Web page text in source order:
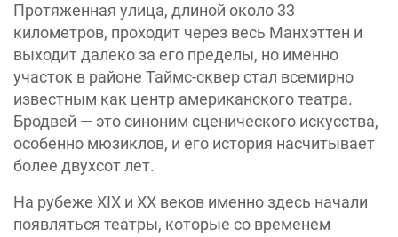
Протяженная улица, длиной около 33
километров, проходит через весь Манхэттен и
выходит далеко за его пределы, но именно
участок в районе Таймс-сквер стал всемирно
известным как центр американского театра.
Бродвей — это синоним сценического искусства,
особенно мюзиклов, и его история насчитывает
более двухсот лет.
На рубеже XIX и XX веков именно здесь начали
появляться театры, которые со временем